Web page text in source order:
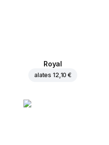
Royal
alates 12,10 €